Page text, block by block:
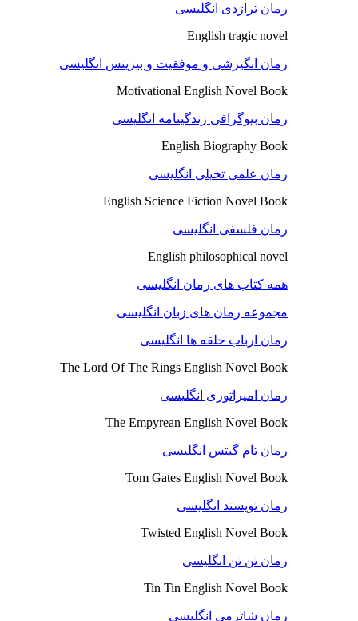
رمان تراژدی انگلیسی
English tragic novel
رمان انگیزشی و موفقیت و بیزینس انگلیسی
Motivational English Novel Book
رمان بیوگرافی زندگینامه انگلیسی
English Biography Book
رمان علمی تخیلی انگلیسی
English Science Fiction Novel Book
رمان فلسفی انگلیسی
English philosophical novel
همه کتاب های رمان انگلیسی
مجموعه رمان های زبان انگلیسی
رمان ارباب حلقه ها انگلیسی
The Lord Of The Rings English Novel Book
رمان امپراتوری انگلیسی
The Empyrean English Novel Book
رمان تام گیتس انگلیسی
Tom Gates English Novel Book
رمان تویستد انگلیسی
Twisted English Novel Book
رمان تن تن انگلیسی
Tin Tin English Novel Book
رمان شاترمی انگلیسی